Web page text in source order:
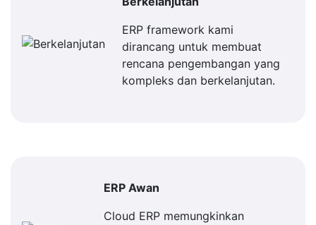
ERP framework kami
dirancang untuk membuat
rencana pengembangan yang
kompleks dan berkelanjutan.
ERP Awan
Cloud ERP memungkinkan